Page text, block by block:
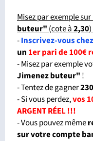
Misez par exemple
buteur"(cote à2,30
-Inscrivez-vous
un 1er pari de 100€
- Misez par exemple
Jimenez buteur" !
- Tentez de gagner
- Si vous perdez,vos
ARGENT RÉEL !!!
- Vous pouvez même
sur votre compte